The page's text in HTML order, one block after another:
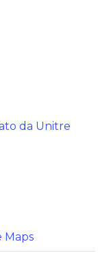
da Unitre
Maps